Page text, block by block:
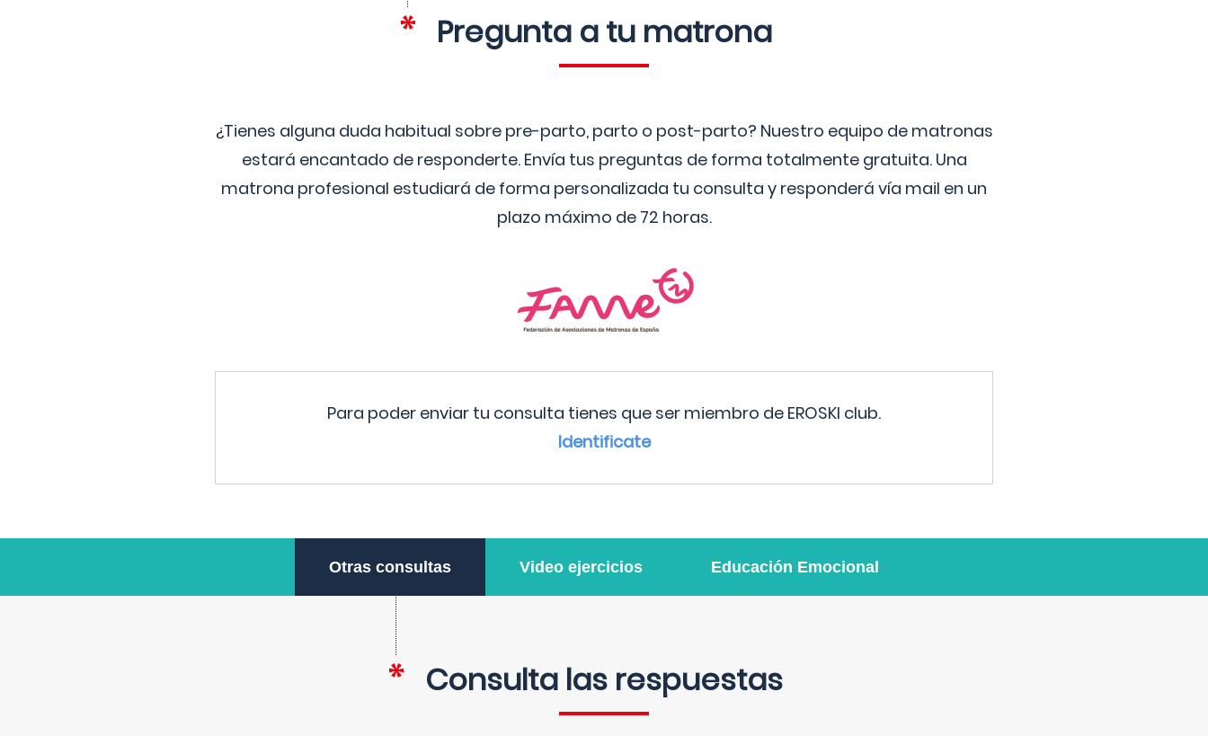
Pregunta a tu matrona
¿Tienes alguna duda habitual sobre pre-parto, parto o post-parto? Nuestro equipo de matronas
estará encantado de responderte. Envía tus preguntas de forma totalmente gratuita. Una
matrona profesional estudiará de forma personalizada tu consulta y responderá vía mail en un
plazo máximo de 72 horas.
Para poder enviar tu consulta tienes que ser miembro de EROSKI club.
Identificate
Otras consultas Video ejercicios Educación Emocional
Consulta las respuestas